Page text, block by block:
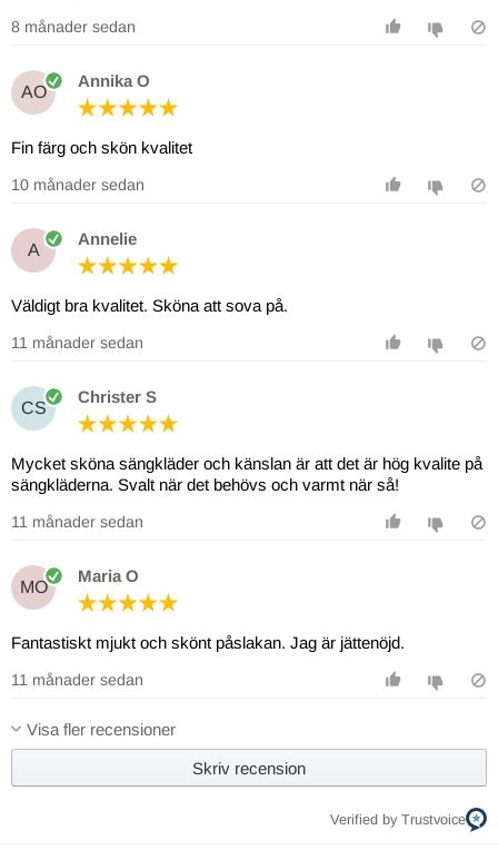
8 månader sedan
AO
Annika O
Fin färg och skön kvalitet
10 månader sedan
A
Annelie
Väldigt bra kvalitet. Sköna att sova på.
11 månader sedan
CS
Christer S
Mycket sköna sängkläder och känslan är att det är hög kvalite på
sängkläderna. Svalt när det behövs och varmt när så!
11 månader sedan
MO
Maria O
Fantastiskt mjukt och skönt påslakan. Jag är jättenöjd.
11 månader sedan
Visa fler recensioner
Skriv recension
Verified by Trustvoice